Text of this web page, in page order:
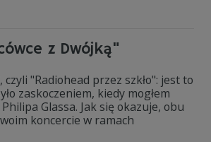
z Dwójką"
"Radiohead przez szkło": jest to
zaskoczeniem, kiedy mogłem
Glassa. Jak się okazuje, obu
koncercie w ramach